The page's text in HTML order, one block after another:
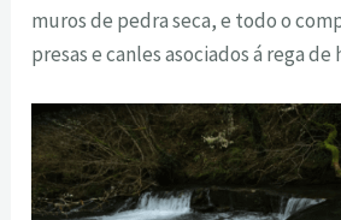
muros de pedra seca, e todo o
presas e canles asociados á rega de